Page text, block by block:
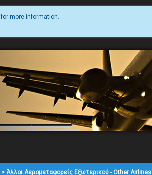
for more information.
> Άλλοι Αερομεταφορείς Εξωτερικού - Other Airlines